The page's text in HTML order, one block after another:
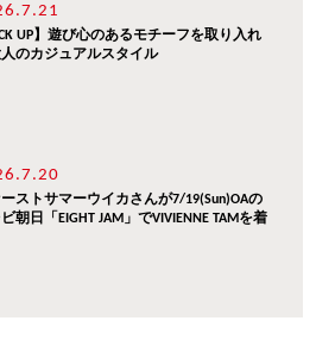
UP】遊び心のあるモチーフを取り入れ
のカジュアルスタイル
ストサマーウイカさんが7/19(Sun)OAの
朝日「EIGHT JAM」でVIVIENNE TAMを着